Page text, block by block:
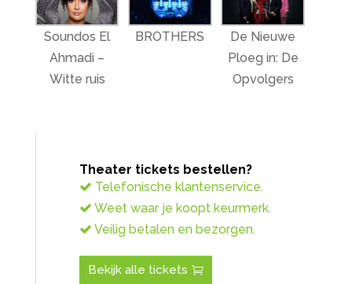
Soundos El
Ahmadi –
Witte ruis
BROTHERS
De Nieuwe
Ploeg in: De
Opvolgers
Theater tickets bestellen?
Telefonische klantenservice.
Weet waar je koopt keurmerk.
Veilig betalen en bezorgen.
Bekijk alle tickets